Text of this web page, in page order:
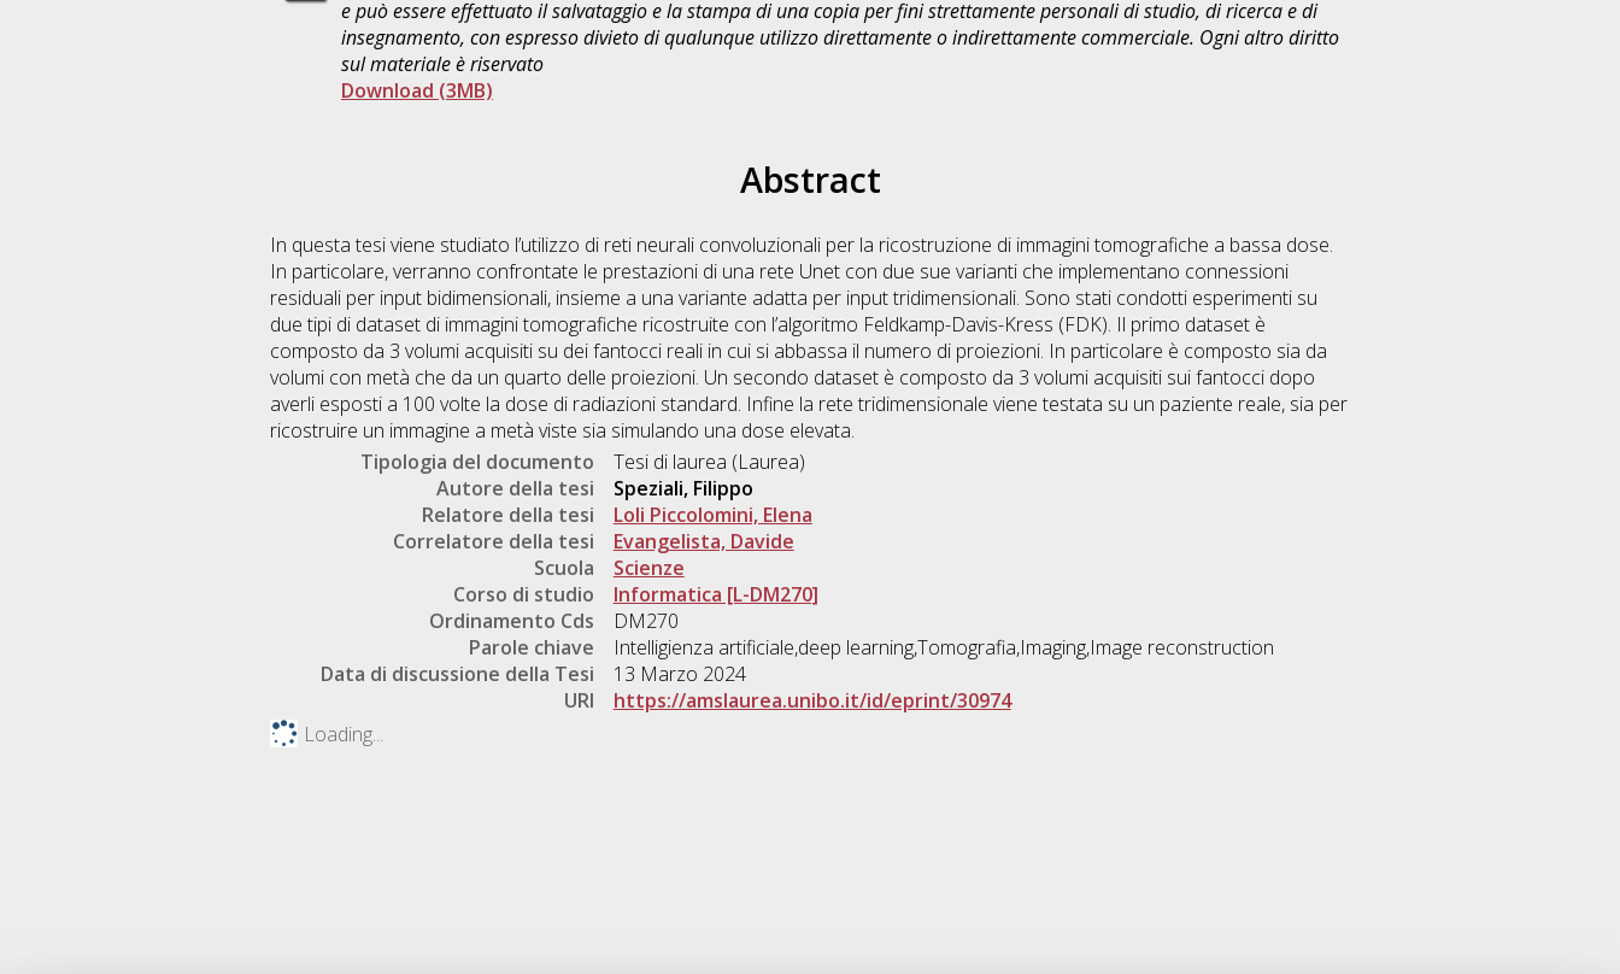
e può essere effettuato il salvataggio e la stampa di una copia per fini strettamente personali di studio, di ricerca e di
insegnamento, con espresso divieto di qualunque utilizzo direttamente o indirettamente commerciale. Ogni altro diritto
sul materiale è riservato
Download (3MB)
Abstract
In questa tesi viene studiato l’utilizzo di reti neurali convoluzionali per la ricostruzione di immagini tomografiche a bassa dose.
In particolare, verranno confrontate le prestazioni di una rete Unet con due sue varianti che implementano connessioni
residuali per input bidimensionali, insieme a una variante adatta per input tridimensionali. Sono stati condotti esperimenti su
due tipi di dataset di immagini tomografiche ricostruite con l’algoritmo Feldkamp-Davis-Kress (FDK). Il primo dataset è
composto da 3 volumi acquisiti su dei fantocci reali in cui si abbassa il numero di proiezioni. In particolare è composto sia da
volumi con metà che da un quarto delle proiezioni. Un secondo dataset è composto da 3 volumi acquisiti sui fantocci dopo
averli esposti a 100 volte la dose di radiazioni standard. Infine la rete tridimensionale viene testata su un paziente reale, sia per
ricostruire un immagine a metà viste sia simulando una dose elevata.
Tipologia del documento
Tesi di laurea (Laurea)
Autore della tesi
Speziali, Filippo
Relatore della tesi
Loli Piccolomini, Elena
Correlatore della tesi
Evangelista, Davide
Scuola
Scienze
Corso di studio
Informatica [L-DM270]
Ordinamento Cds
DM270
Parole chiave
Intelligienza artificiale,deep learning,Tomografia,Imaging,Image reconstruction
Data di discussione della Tesi
13 Marzo 2024
URI
https://amslaurea.unibo.it/id/eprint/30974
Loading...